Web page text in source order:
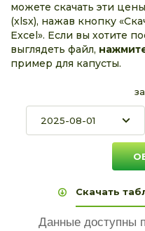
можете скачать эти
(xlsx), нажав кнопку
Excel». Если вы хотите
выглядеть файл,
пример для капусты.
Скачать
Данные доступны